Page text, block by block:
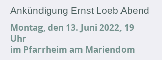
Ankündigung Ernst Loeb Abend
Montag, den 13. Juni 2022, 19
Uhr
im Pfarrheim am Mariendom